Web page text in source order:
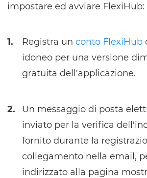
impostare ed avviare FlexiHub:
1. Registra un conto FlexiHub
idoneo per una versione
gratuita dell'applicazione.
2.
Un messaggio di posta
inviato per la verifica
fornito durante la
collegamento nella email,
indirizzato alla pagina